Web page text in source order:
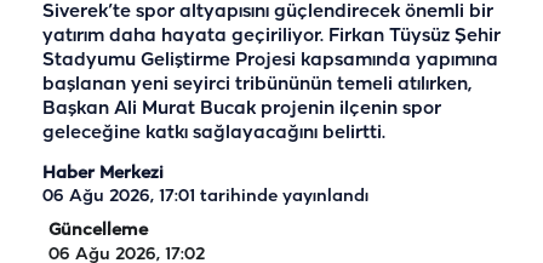
Siverek’te spor altyapısını güçlendirecek önemli bir
yatırım daha hayata geçiriliyor. Firkan Tüysüz Şehir
Stadyumu Geliştirme Projesi kapsamında yapımına
başlanan yeni seyirci tribününün temeli atılırken,
Başkan Ali Murat Bucak projenin ilçenin spor
geleceğine katkı sağlayacağını belirtti.
Haber Merkezi
06 Ağu 2026, 17:01 tarihinde yayınlandı
Güncelleme
06 Ağu 2026, 17:02